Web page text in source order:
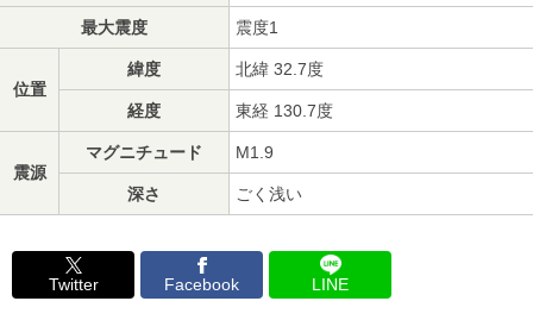
最大震度 震度1
位置
緯度 北緯 32.7度
経度 東経 130.7度
震源
マグニチュード M1.9
深さ ごく浅い
Twitter Facebook LINE